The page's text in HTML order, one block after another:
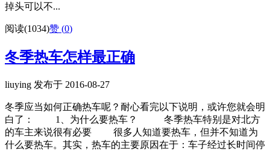
掉头可以不...
阅读(1034)赞 (0)
冬季热车怎样最正确
liuying 发布于 2016-08-27
冬季应当如何正确热车呢？耐心看完以下说明，或许您就会明
白了： 1、为什么要热车？ 冬季热车特别是对北方
的车主来说很有必要 很多人知道要热车，但并不知道为
什么要热车。其实，热车的主要原因在于：车子经过长时间停